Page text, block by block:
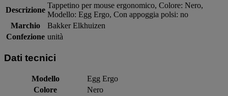
Descrizione
Tappetino per mouse ergonomico, Colore: Nero,
Modello: Egg Ergo, Con appoggia polsi: no
Marchio
Bakker Elkhuizen
Confezione unità
Dati tecnici
Modello
Egg Ergo
Colore
Nero